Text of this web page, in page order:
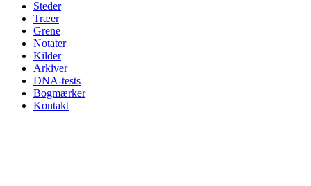
Steder
Træer
Grene
Notater
Kilder
Arkiver
DNA-tests
Bogmærker
Kontakt